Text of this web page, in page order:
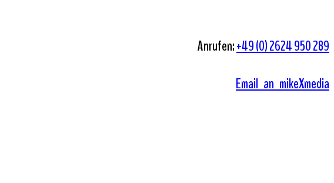
Anrufen:+49 (0) 2624 950 289
Email an mikeXmedia